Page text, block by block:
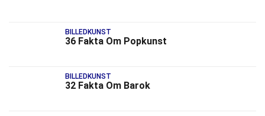
BILLEDKUNST
36 Fakta Om Popkunst
BILLEDKUNST
32 Fakta Om Barok